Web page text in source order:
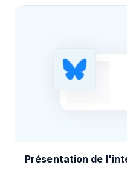
Présentation de